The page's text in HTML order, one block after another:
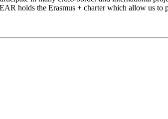
holds the Erasmus + charter which allow us to